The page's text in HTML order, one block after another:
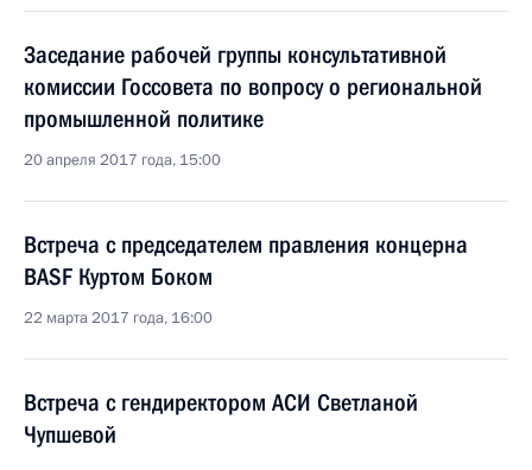
Заседание рабочей группы консультативной
комиссии Госсовета по вопросу о региональной
промышленной политике
20 апреля 2017 года, 15:00
Встреча с председателем правления концерна
BASF Куртом Боком
22 марта 2017 года, 16:00
Встреча с гендиректором АСИ Светланой
Чупшевой